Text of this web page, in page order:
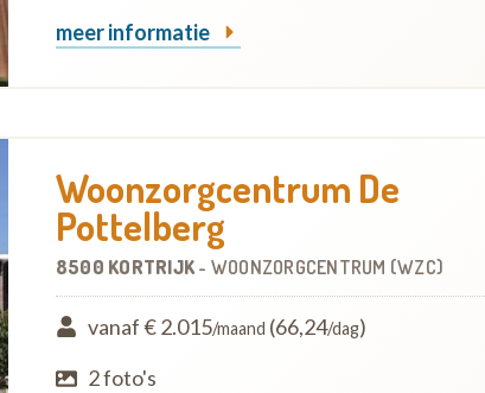
meer informatie
Woonzorgcentrum De
Pottelberg
8500 KORTRIJK- WOONZORGCENTRUM (WZC)
vanaf € 2.015/maand (66,24/dag)
2 foto's